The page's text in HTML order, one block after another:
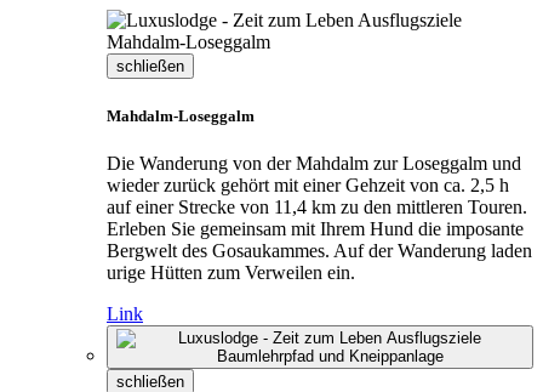
schließen
Mahdalm-Loseggalm
Die Wanderung von der Mahdalm zur Loseggalm und
wieder zurück gehört mit einer Gehzeit von ca. 2,5 h
auf einer Strecke von 11,4 km zu den mittleren Touren.
Erleben Sie gemeinsam mit Ihrem Hund die imposante
Bergwelt des Gosaukammes. Auf der Wanderung laden
urige Hütten zum Verweilen ein.
Link
schließen